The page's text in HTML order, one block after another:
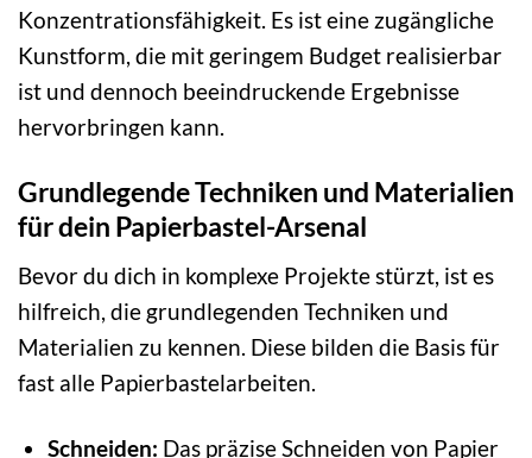
Konzentrationsfähigkeit. Es ist eine zugängliche
Kunstform, die mit geringem Budget realisierbar
ist und dennoch beeindruckende Ergebnisse
hervorbringen kann.
Grundlegende Techniken und Materialien
für dein Papierbastel-Arsenal
Bevor du dich in komplexe Projekte stürzt, ist es
hilfreich, die grundlegenden Techniken und
Materialien zu kennen. Diese bilden die Basis für
fast alle Papierbastelarbeiten.
Schneiden: Das präzise Schneiden von Papier